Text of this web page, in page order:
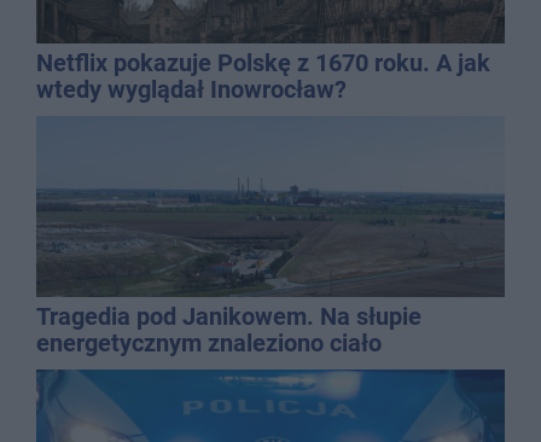
Netflix pokazuje Polskę z 1670 roku. A jak
wtedy wyglądał Inowrocław?
Tragedia pod Janikowem. Na słupie
energetycznym znaleziono ciało
mężczyzny